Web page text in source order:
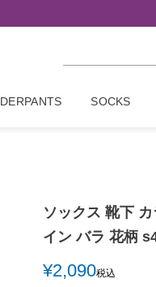
SOCKS
ソックス 靴下
イン バラ 花柄
¥2,090税込